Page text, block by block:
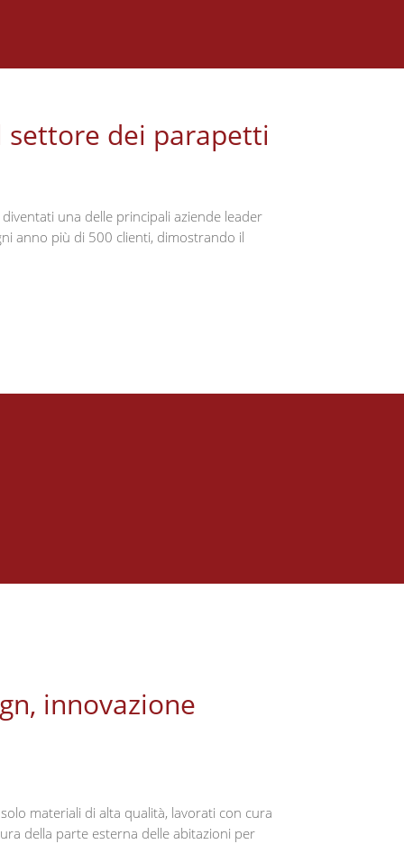
settore dei parapetti
una delle principali aziende leader
anno più di 500 clienti, dimostrando il
innovazione
materiali di alta qualità, lavorati con cura
della parte esterna delle abitazioni per